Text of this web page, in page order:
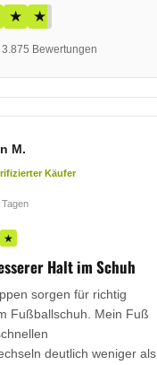
★ ★
Bewertungen
M.
Käufer
Tagen
★
Halt im Schuh
sorgen für richtig
Fußballschuh. Mein Fuß
deutlich weniger als